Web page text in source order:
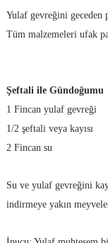
Yulaf gevreğini geceden
Tüm malzemeleri ufak
Şeftali ile Gündoğumu
1 Fincan yulaf gevreği
1/2 şeftali veya kayısı
2 Fincan su
Su ve yulaf gevreğini
indirmeye yakın